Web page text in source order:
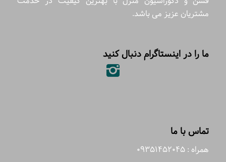
مشتریان عزیز می باشد.
ما را در اینستاگرام دنبال کنید
تماس با ما
همراه : 09351452045